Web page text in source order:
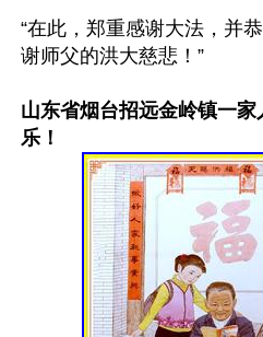
“在此，郑重感谢大法，并
谢师父的洪大慈悲！”
山东省烟台招远金岭镇一
乐！